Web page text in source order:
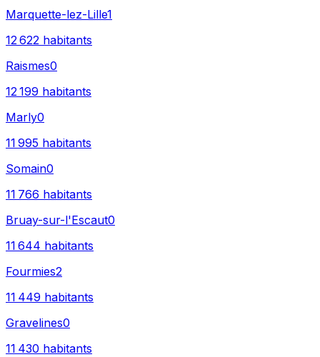
Marquette-lez-Lille1
12 622 habitants
Raismes0
12 199 habitants
Marly0
11 995 habitants
Somain0
11 766 habitants
Bruay-sur-l'Escaut0
11 644 habitants
Fourmies2
11 449 habitants
Gravelines0
11 430 habitants